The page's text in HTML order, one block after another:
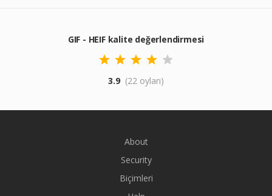
GIF - HEIF kalite değerlendirmesi
3.9 (22 oyları)
About
Security
Biçimleri